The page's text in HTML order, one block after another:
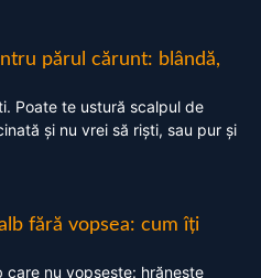
părul cărunt: blândă,
Poate te ustură scalpul de
și nu vrei să riști, sau pur și
fără vopsea: cum îți
nu vopsește: hrănește